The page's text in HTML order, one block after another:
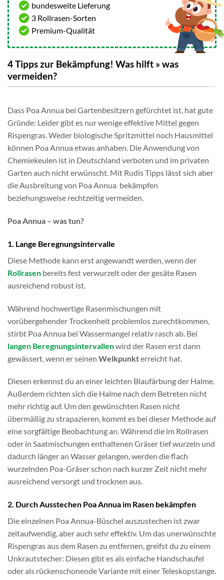
bundesweite Lieferung
3 Rollrasen-Sorten
Premium-Qualität
4 Tipps zur Bekämpfung! Was hilft » was
vermeiden?
Dass Poa Annua bei Gartenbesitzern gefürchtet ist, hat gute
Gründe: Leider gibt es nur wenige effektive Mittel gegen
Rispengras. Weder biologische Spritzmittel noch Hausmittel
können Poa Annua etwas anhaben. Die Anwendung von
Chemiekeulen ist in Deutschland verboten und im privaten
Garten auch nicht erwünscht. Mit Rudis Tipps lässt sich aber
die Ausbreitung von Poa Annua bekämpfen
beziehungsweise rechtzeitig vermeiden.
Poa Annua – was tun?
1. Lange Beregnungsintervalle
Diese Methode kann erst angewandt werden, wenn der
Rollrasen bereits fest verwurzelt oder der gesäte Rasen
ausreichend robust ist.
Während hochwertige Rasenmischungen mit
vorübergehender Trockenheit problemlos zurechtkommen,
stirbt Poa Annua bei Wassermangel relativ rasch ab. Bei
langen Beregnungsintervallenwird der Rasen erst dann
gewässert, wenn er seinen Welkpunkterreicht hat.
Diesen erkennst du an einer leichten Blaufärbung der Halme.
Außerdem richten sich die Halme nach dem Betreten nicht
mehr richtig auf. Um den gewünschten Rasen nicht
übermäßig zu strapazieren, kommt es bei dieser Methode auf
eine sorgfältige Beobachtung an. Während die im Rollrasen
oder in Saatmischungen enthaltenen Gräser tief wurzeln und
dadurch länger an Wasser gelangen, werden die flach
wurzelnden Poa-Gräser schon nach kurzer Zeit nicht mehr
ausreichend versorgt und trocknen aus.
2. Durch Ausstechen Poa Annua im Rasen bekämpfen
Die einzelnen Poa Annua-Büschel auszustechen ist zwar
zeitaufwendig, aber auch sehr effektiv. Um das unerwünschte
Rispengras aus dem Rasen zu entfernen, greifst du zu einem
Unkrautstecher: Diesen gibt es als einfache Handschaufel
oder als rückenschonende Variante mit einer Teleskopstange.